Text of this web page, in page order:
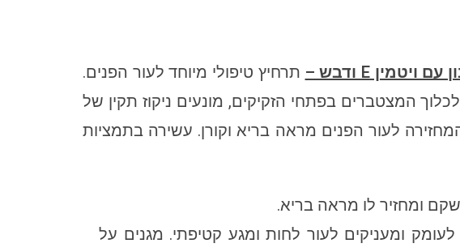
עם ויטמיןE ודבש – תרחיץ טיפולי מיוחד לעור הפנים.
המצטברים בפתחי הזקיקים, מונעים ניקוז תקין של
לעור הפנים מראה בריא וקורן. עשירה בתמציות
ומחזיר לו מראה בריא.
לעומק ומעניקים לעור לחות ומגע קטיפתי. מגנים על